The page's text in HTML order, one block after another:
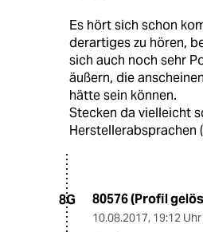
Es hört sich schon
derartiges zu hören,
sich auch noch sehr
äußern, die
hätte sein können.
Stecken da vielleicht
Herstellerabsprachen
8G 80576 (Profil
10.08.2017, 19:12 Uhr